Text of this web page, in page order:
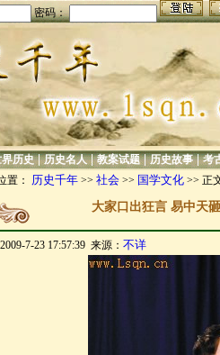
密码：
历史|历史名人|教案试题|历史故事|考
置： 历史千年>> 社会>> 国学文化>> 正
大家口出狂言 易中天
7-23 17:57:39 来源： 不详